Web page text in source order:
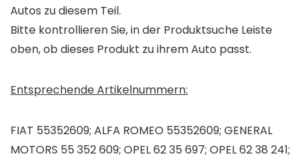
Autos zu diesem Teil.
Bitte kontrollieren Sie, in der Produktsuche Leiste
oben, ob dieses Produkt zu ihrem Auto passt.
Entsprechende Artikelnummern:
FIAT 55352609; ALFA ROMEO 55352609; GENERAL
MOTORS 55 352 609; OPEL 62 35 697; OPEL 62 38 241;